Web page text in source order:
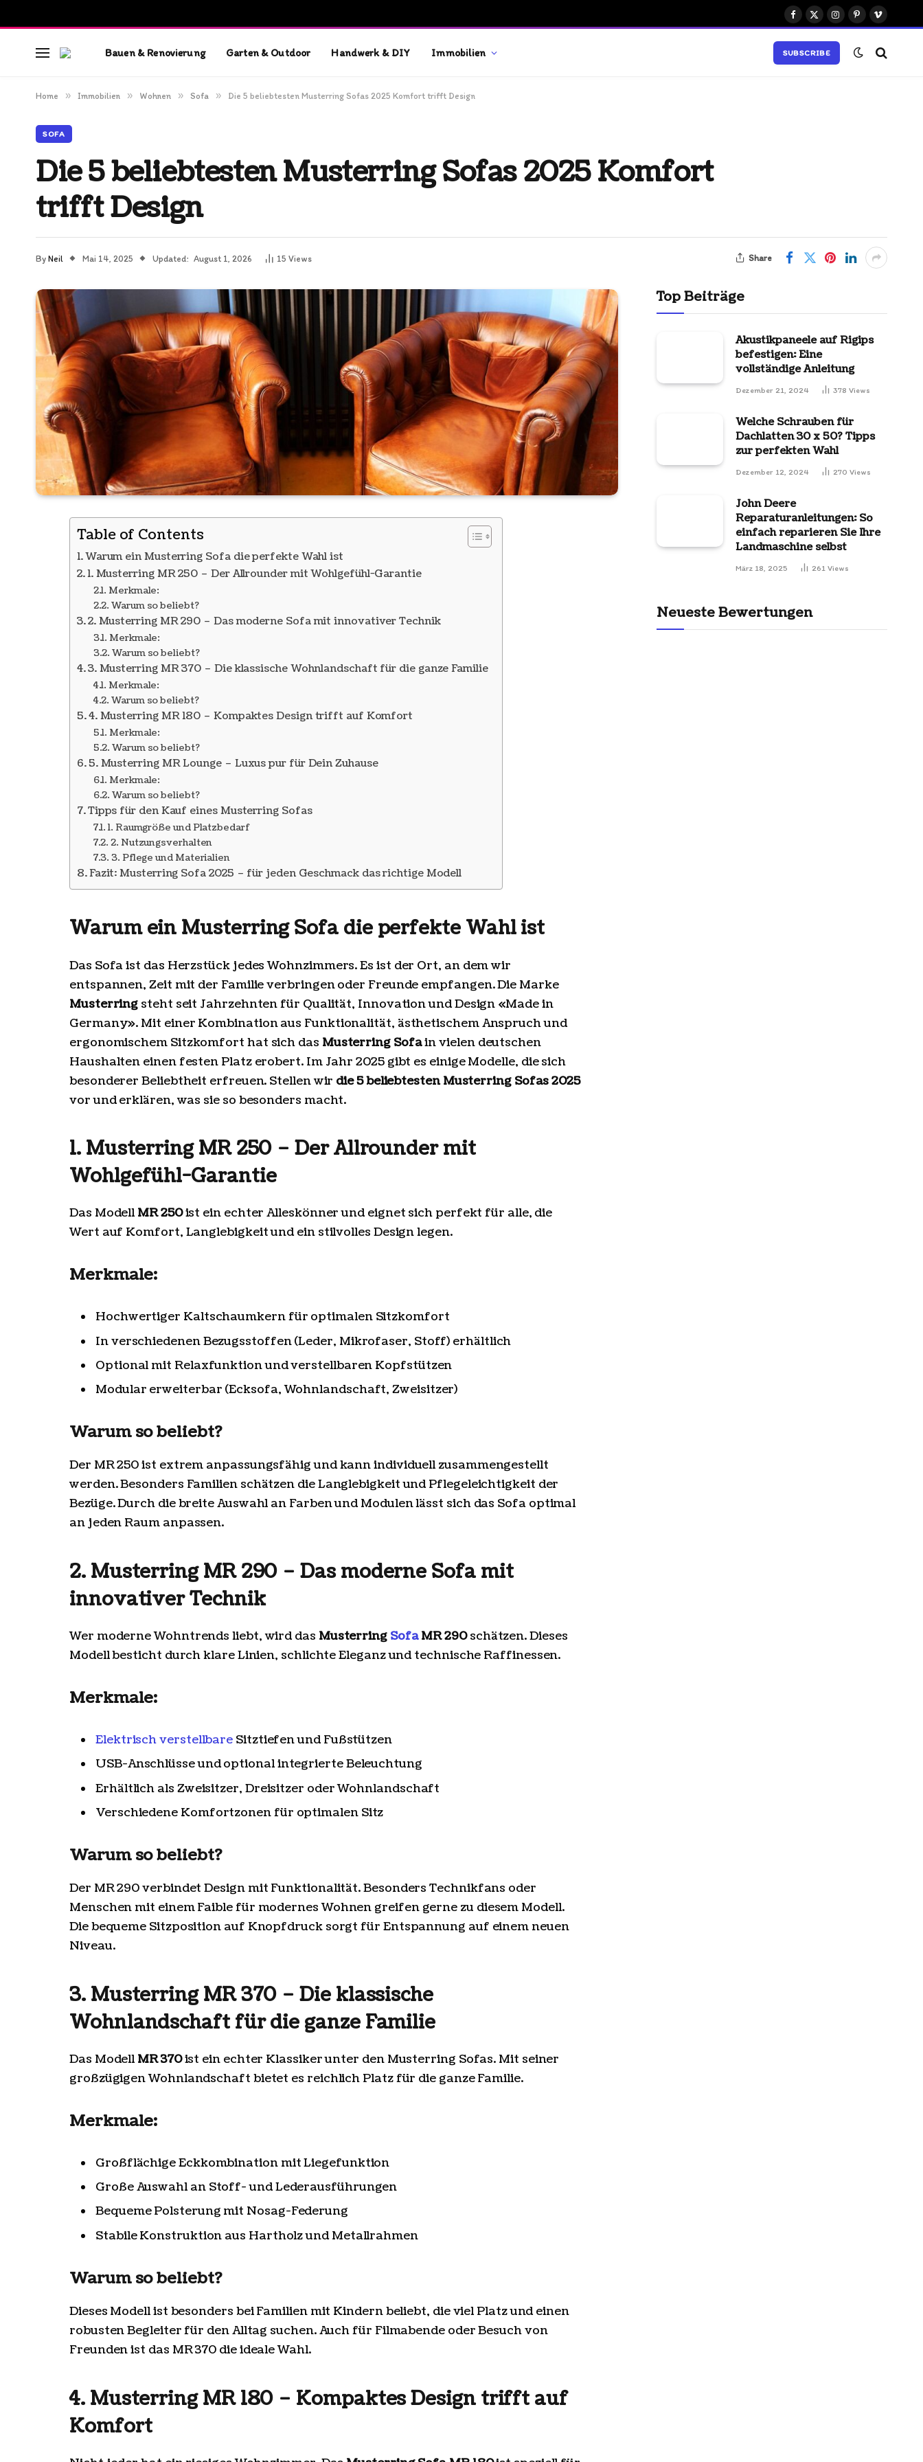
Facebook
X
Instagram
Pinterest
Vimeo
Bauen & Renovierung Garten & Outdoor Handwerk & DIY Immobilien SUBSCRIBE
Home » Immobilien » Wohnen » Sofa » Die 5 beliebtesten Musterring Sofas 2025 Komfort trifft Design
SOFA
Die 5 beliebtesten Musterring Sofas 2025 Komfort
trifft Design
By Neil Mai 14, 2025 Updated: August 1, 2026 15 Views Share
Table of Contents
Warum ein Musterring Sofa die perfekte Wahl ist
1. Musterring MR 250 – Der Allrounder mit Wohlgefühl-Garantie
Merkmale:
Warum so beliebt?
2. Musterring MR 290 – Das moderne Sofa mit innovativer Technik
Merkmale:
Warum so beliebt?
3. Musterring MR 370 – Die klassische Wohnlandschaft für die ganze Familie
Merkmale:
Warum so beliebt?
4. Musterring MR 180 – Kompaktes Design trifft auf Komfort
Merkmale:
Warum so beliebt?
5. Musterring MR Lounge – Luxus pur für Dein Zuhause
Merkmale:
Warum so beliebt?
Tipps für den Kauf eines Musterring Sofas
1. Raumgröße und Platzbedarf
2. Nutzungsverhalten
3. Pflege und Materialien
Fazit: Musterring Sofa 2025 – für jeden Geschmack das richtige Modell
Warum ein Musterring Sofa die perfekte Wahl ist
Das Sofa ist das Herzstück jedes Wohnzimmers. Es ist der Ort, an dem wir
entspannen, Zeit mit der Familie verbringen oder Freunde empfangen. Die Marke
Musterring steht seit Jahrzehnten für Qualität, Innovation und Design «Made in
Germany». Mit einer Kombination aus Funktionalität, ästhetischem Anspruch und
ergonomischem Sitzkomfort hat sich das Musterring Sofain vielen deutschen
Haushalten einen festen Platz erobert. Im Jahr 2025 gibt es einige Modelle, die sich
besonderer Beliebtheit erfreuen. Stellen wir die 5 beliebtesten Musterring Sofas 2025
vor und erklären, was sie so besonders macht.
1. Musterring MR 250 – Der Allrounder mit
Wohlgefühl-Garantie
Das Modell MR 250ist ein echter Alleskönner und eignet sich perfekt für alle, die
Wert auf Komfort, Langlebigkeit und ein stilvolles Design legen.
Merkmale:
Hochwertiger Kaltschaumkern für optimalen Sitzkomfort
In verschiedenen Bezugsstoffen (Leder, Mikrofaser, Stoff) erhältlich
Optional mit Relaxfunktion und verstellbaren Kopfstützen
Modular erweiterbar (Ecksofa, Wohnlandschaft, Zweisitzer)
Warum so beliebt?
Der MR 250 ist extrem anpassungsfähig und kann individuell zusammengestellt
werden. Besonders Familien schätzen die Langlebigkeit und Pflegeleichtigkeit der
Bezüge. Durch die breite Auswahl an Farben und Modulen lässt sich das Sofa optimal
an jeden Raum anpassen.
2. Musterring MR 290 – Das moderne Sofa mit
innovativer Technik
Wer moderne Wohntrends liebt, wird das Musterring SofaMR 290schätzen. Dieses
Modell besticht durch klare Linien, schlichte Eleganz und technische Raffinessen.
Merkmale:
Elektrisch verstellbare Sitztiefen und Fußstützen
USB-Anschlüsse und optional integrierte Beleuchtung
Erhältlich als Zweisitzer, Dreisitzer oder Wohnlandschaft
Verschiedene Komfortzonen für optimalen Sitz
Warum so beliebt?
Der MR 290 verbindet Design mit Funktionalität. Besonders Technikfans oder
Menschen mit einem Faible für modernes Wohnen greifen gerne zu diesem Modell.
Die bequeme Sitzposition auf Knopfdruck sorgt für Entspannung auf einem neuen
Niveau.
3. Musterring MR 370 – Die klassische
Wohnlandschaft für die ganze Familie
Das Modell MR 370ist ein echter Klassiker unter den Musterring Sofas. Mit seiner
großzügigen Wohnlandschaft bietet es reichlich Platz für die ganze Familie.
Merkmale:
Großflächige Eckkombination mit Liegefunktion
Große Auswahl an Stoff- und Lederausführungen
Bequeme Polsterung mit Nosag-Federung
Stabile Konstruktion aus Hartholz und Metallrahmen
Warum so beliebt?
Dieses Modell ist besonders bei Familien mit Kindern beliebt, die viel Platz und einen
robusten Begleiter für den Alltag suchen. Auch für Filmabende oder Besuch von
Freunden ist das MR 370 die ideale Wahl.
4. Musterring MR 180 – Kompaktes Design trifft auf
Komfort
Top Beiträge
Akustikpaneele auf Rigips
befestigen: Eine
vollständige Anleitung
Dezember 21, 2024 378 Views
Welche Schrauben für
Dachlatten 30 x 50? Tipps
zur perfekten Wahl
Dezember 12, 2024 270 Views
John Deere
Reparaturanleitungen: So
einfach reparieren Sie Ihre
Landmaschine selbst
März 18, 2025 261 Views
Neueste Bewertungen